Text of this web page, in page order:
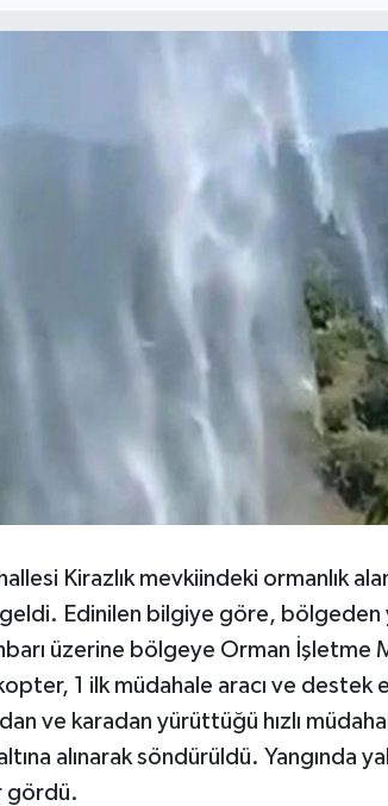
Kirazlık mevkiindeki ormanlık
geldi. Edinilen bilgiye göre, bölgeden
üzerine bölgeye Orman İşletme
1 ilk müdahale aracı ve destek
ve karadan yürüttüğü hızlı
alınarak söndürüldü. Yangında
gördü.